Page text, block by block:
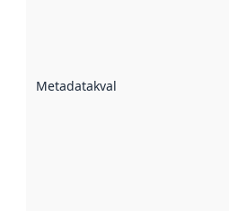
Metadatakvalitet